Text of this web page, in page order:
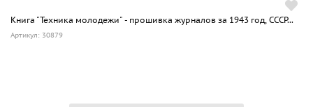
Книга "Техника молодежи" - прошивка журналов за 1943 год, СССР...
Артикул: 30879